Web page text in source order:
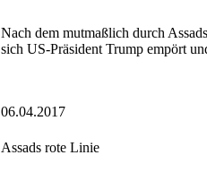
Nach dem mutmaßlich durch
sich US-Präsident Trump empört
06.04.2017
Assads rote Linie